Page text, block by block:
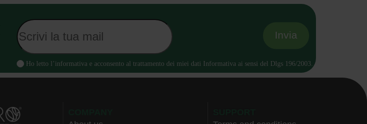
Ho letto l’informativa e acconsento al trattamento dei miei dati Informativa ai sensi del Dlgs 196/2003.